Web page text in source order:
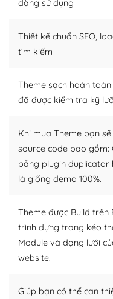
WordPress là nơi lưu
khổng lồ được kiểm
Nếu bạn gặp khó
kiếm những cộng
Cộng đồng sử dụng
– Đa dạng plugin và
WordPress để tăng
nhiều plugin trả phí
Nhờ lượng người
plugin của
lập website của mình.
dàng sử dụng
Thiết kế chuẩn SEO,
tìm kiếm
Theme sạch hoàn
đã được kiểm tra kỹ
Khi mua Theme bạn
source code bao gồm:
bằng plugin duplicator
là giống demo 100%.
Theme được Build trên
trình dựng trang kéo
Module và dạng lưới
website.
Giúp bạn có thể can